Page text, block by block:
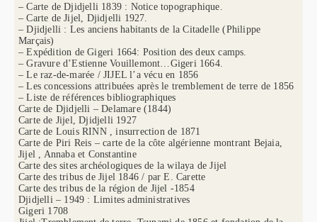
– Carte de Djidjelli 1839 : Notice topographique.
– Carte de Jijel, Djidjelli 1927.
– Djidjelli : Les anciens habitants de la Citadelle (Philippe
Marçais)
– Expédition de Gigeri 1664: Position des deux camps.
– Gravure d’Estienne Vouillemont…Gigeri 1664.
– Le raz-de-marée / JIJEL l’a vécu en 1856
– Les concessions attribuées après le tremblement de terre de 1856
– Liste de références bibliographiques
Carte de Djidjelli – Delamare (1844)
Carte de Jijel, Djidjelli 1927
Carte de Louis RINN , insurrection de 1871
Carte de Piri Reis – carte de la côte algérienne montrant Bejaia,
Jijel , Annaba et Constantine
Carte des sites archéologiques de la wilaya de Jijel
Carte des tribus de Jijel 1846 / par E. Carette
Carte des tribus de la région de Jijel -1854
Djidjelli – 1949 : Limites administratives
Gigeri 1708